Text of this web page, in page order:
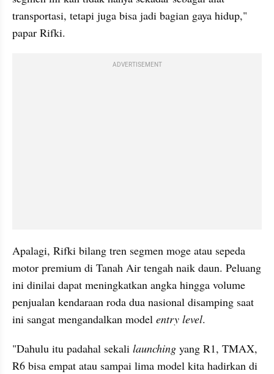
transportasi, tetapi juga bisa jadi bagian gaya hidup,"
papar Rifki.
ADVERTISEMENT
Apalagi, Rifki bilang tren segmen moge atau sepeda
motor premium di Tanah Air tengah naik daun. Peluang
ini dinilai dapat meningkatkan angka hingga volume
penjualan kendaraan roda dua nasional disamping saat
ini sangat mengandalkan model entry level.
"Dahulu itu padahal sekali launching yang R1, TMAX,
R6 bisa empat atau sampai lima model kita hadirkan di